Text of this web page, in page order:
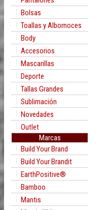
Bolsas
Toallas y Albornoces
Body
Accesorios
Mascarillas
Deporte
Tallas Grandes
Sublimación
Novedades
Outlet
Marcas
Build Your Brand
Build Your Brandit
EarthPositive®
Bamboo
Mantis